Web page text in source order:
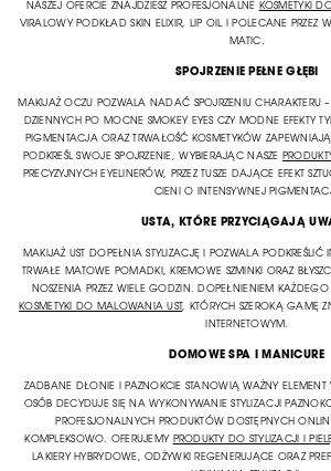
NASZEJ OFERCIE ZNAJDZIESZ PROFESJONALNE KOSMETYKI
VIRALOWY PODKŁAD SKIN ELIXIR, LIP OIL I POLECANE PRZEZ
MATIC.
SPOJRZENIE PEŁNE GŁĘBI
MAKIJAŻ OCZU POZWALA NADAĆ SPOJRZENIU CHARAKTERU –
DZIENNYCH PO MOCNE SMOKEY EYES CZY MODNE EFEKTY
PIGMENTACJA ORAZ TRWAŁOŚĆ KOSMETYKÓW ZAPEWNIAJĄ
PODKREŚL SWOJE SPOJRZENIE, WYBIERAJĄC NASZE
PRECYZYJNYCH EYELINERÓW, PRZEZ TUSZE DAJĄCE EFEKT
CIENI O INTENSYWNEJ
USTA, KTÓRE PRZYCIĄGAJĄ
MAKIJAŻ UST DOPEŁNIA STYLIZACJĘ I POZWALA PODKREŚLIĆ
TRWAŁE MATOWE POMADKI, KREMOWE SZMINKI ORAZ
NOSZENIA PRZEZ WIELE GODZIN. DOPEŁNIENIEM
KOSMETYKI DO MALOWANIA UST, KTÓRYCH SZEROKĄ GAMĘ
INTERNETOWYM.
DOMOWE SPA I MANICURE
ZADBANE DŁONIE I PAZNOKCIE STANOWIĄ WAŻNY ELEMENT
OSÓB DECYDUJE SIĘ NA WYKONYWANIE STYLIZACJI
PROFESJONALNYCH PRODUKTÓW DOSTĘPNYCH
KOMPLEKSOWO. OFERUJEMY PRODUKTY DO STYLIZACJI I
LAKIERY HYBRYDOWE, ODŻYWKI REGENERUJĄCE ORAZ